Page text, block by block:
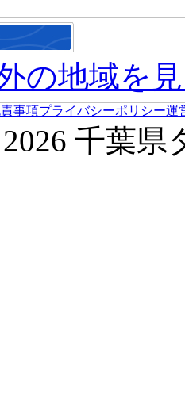
の地域を
事項プライバシーポリシー運
千葉